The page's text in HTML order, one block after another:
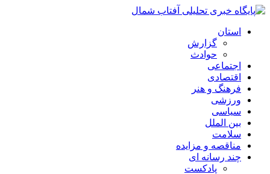
استان
گزارش
حوادث
اجتماعی
اقتصادی
فرهنگ و هنر
ورزشی
سیاسی
بین الملل
سلامت
مناقصه و مزایده
چند رسانه ای
پادکست